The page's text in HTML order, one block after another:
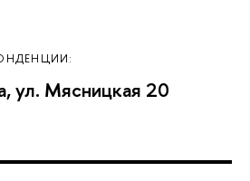
ул. Мясницкая 20